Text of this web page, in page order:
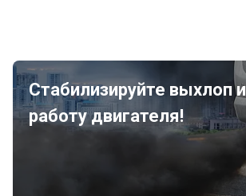
Стабилизируйте выхлоп и
работу двигателя!